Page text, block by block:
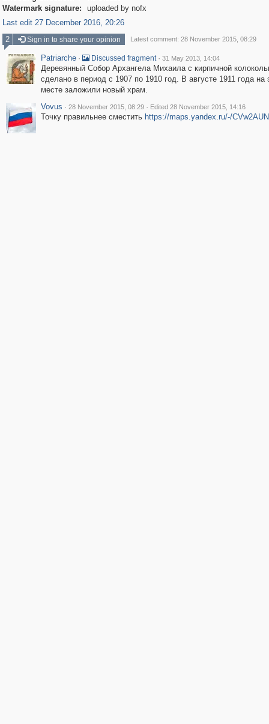
Watermark signature:
uploaded by nofx
Last edit 27 December 2016, 20:26
2
Sign in to share your opinion Latest comment: 28 November 2015, 08:29
Patriarche · Discussed fragment · 31 May 2013, 14:04
Деревянный Собор Архангела Михаила с кирпичной
сделано в период с 1907 по 1910 год. В августе 1911 года на
месте заложили новый храм.
Vovus · 28 November 2015, 08:29 · Edited 28 November 2015, 14:16
Точку правильнее сместить https://maps.yandex.ru/-/